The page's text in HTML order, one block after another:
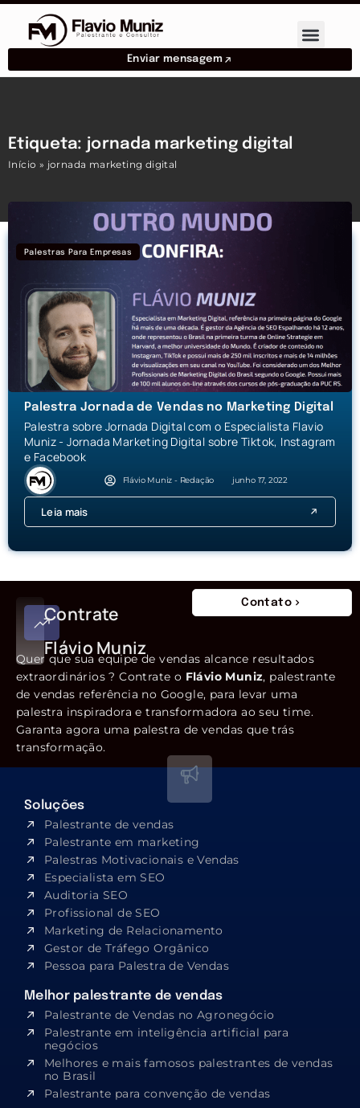
Enviar mensagem
Etiqueta: jornada marketing digital
Início » jornada marketing digital
Palestras Para Empresas
Palestra Jornada de Vendas no Marketing Digital
Palestra sobre Jornada Digital com o Especialista Flavio
Muniz - Jornada Marketing Digital sobre Tiktok, Instagram
e Facebook
Flávio Muniz - Redação junho 17, 2022
Leia mais
Contrate
Flávio Muniz
Contato
Quer que sua equipe de vendas alcance resultados
extraordinários ? Contrate o Flávio Muniz, palestrante
de vendas referência no Google, para levar uma
palestra inspiradora e transformadora ao seu time.
Garanta agora uma palestra de vendas que trás
transformação.
Soluções
Palestrante de vendas
Palestrante em marketing
Palestras Motivacionais e Vendas
Especialista em SEO​
Auditoria SEO
Profissional de SEO
Marketing de Relacionamento
Gestor de Tráfego Orgânico
Pessoa para Palestra de Vendas
Melhor palestrante de vendas
Palestrante de Vendas no Agronegócio
Palestrante em inteligência artificial para
negócios
Melhores e mais famosos palestrantes de vendas
no Brasil
Palestrante para convenção de vendas